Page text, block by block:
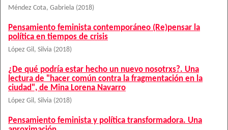
Méndez Cota, Gabriela (2018)
Pensamiento feminista contemporáneo (Re)pensar la
política en tiempos de crisis
López Gil, Silvia (2018)
¿De qué podría estar hecho un nuevo nosotrxs?. Una
lectura de "hacer común contra la fragmentación en la
ciudad", de Mina Lorena Navarro
López Gil, Silvia (2018)
Pensamiento feminista y política transformadora. Una